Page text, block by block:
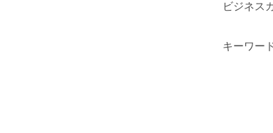
ビジネス
キーワー